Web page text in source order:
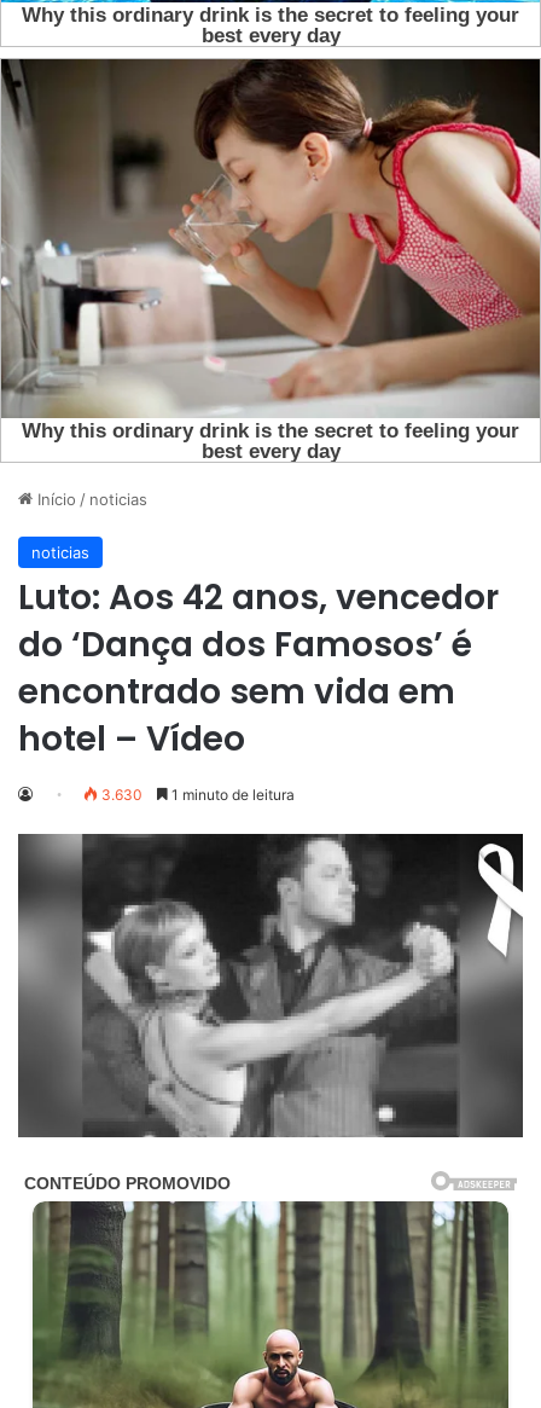
Início / noticias
noticias
Luto: Aos 42 anos, vencedor
do ‘Dança dos Famosos’ é
encontrado sem vida em
hotel – Vídeo
3.630 1 minuto de leitura